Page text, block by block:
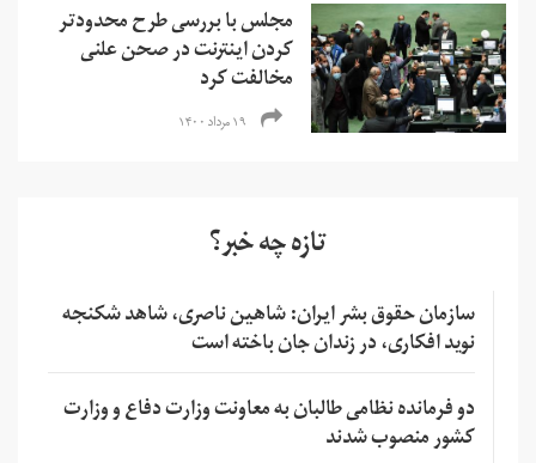
مجلس با بررسی طرح محدودتر
کردن اینترنت در صحن علنی
مخالفت کرد
۱۹ مرداد ۱۴۰۰
تازه چه خبر؟
سازمان حقوق بشر ایران: شاهین ناصری، شاهد شکنجه
نوید افکاری، در زندان جان باخته است
دو فرمانده نظامی طالبان به معاونت وزارت دفاع و وزارت
کشور منصوب شدند